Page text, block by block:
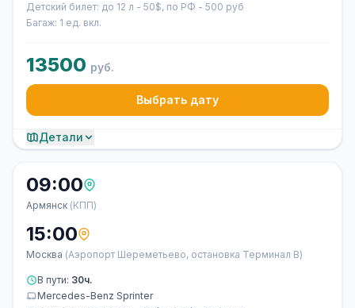
Детский билет: до 12 л - 50$, по РФ - 500 руб
Багаж: 1 ед. вкл.
13500 руб.
Выбрать дату
Детали
09:00
Армянск (КПП)
15:00
Москва (Аэропорт Шереметьево, остановка Терминал В)
В пути: 30ч.
Mercedes-Benz Sprinter